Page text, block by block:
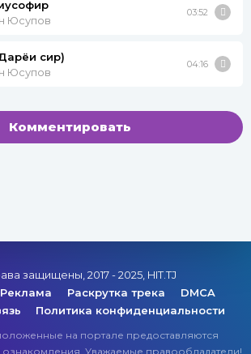
Юсупов
03:52
сир)
Юсупов
04:16
Комментировать
защищены, 2017 - 2025, HIT.TJ
Реклама Раскрутка трека
DMCA
Политика конфиденциальности
на портале предоставляются
ознакомления. Уважаемые правообладатели!